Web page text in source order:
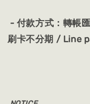
- 付款方式：轉帳
刷卡不分期 / Line